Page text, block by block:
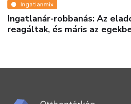
Ingatlanmix
Ingatlanár-robbanás: Az
reagáltak, és máris az